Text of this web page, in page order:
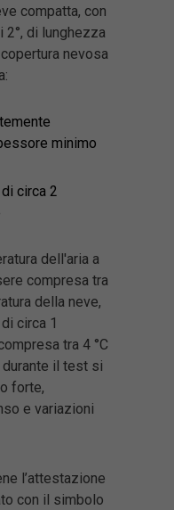
compatta, con
2°, di lunghezza
nevosa
minimo
circa 2
dell'aria a
compresa tra
della neve,
circa 1
tra 4 °C
il test si
forte,
e variazioni
l’attestazione
con il simbolo